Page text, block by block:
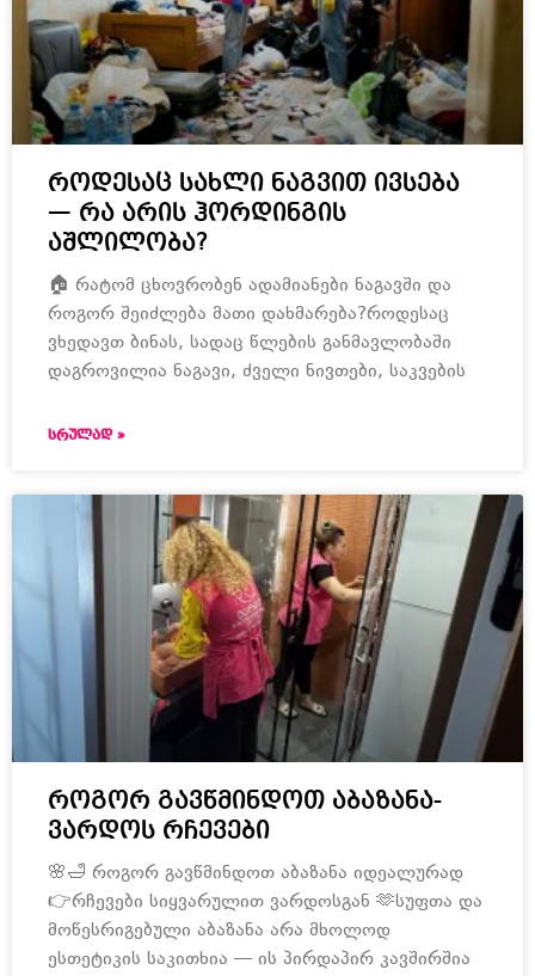
როდესაც სახლი ნაგვით ივსება
— რა არის ჰორდინგის
აშლილობა?
🏠 რატომ ცხოვრობენ ადამიანები ნაგავში და
როგორ შეიძლება მათი დახმარება?როდესაც
ვხედავთ ბინას, სადაც წლების განმავლობაში
დაგროვილია ნაგავი, ძველი ნივთები, საკვების
ᲡᲠᲣᲚᲐᲓ »
როგორ გავწმინდოთ აბაზანა-
ვარდოს რჩევები
🌸🛁 როგორ გავწმინდოთ აბაზანა იდეალურად
👉რჩევები სიყვარულით ვარდოსგან 🫶სუფთა და
მოწესრიგებული აბაზანა არა მხოლოდ
ესთეტიკის საკითხია — ის პირდაპირ კავშირშია